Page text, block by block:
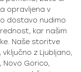
opravljena v
dostavo nudimo
kar našim
Naše storitve
z Ljubljano,
Novo Gorico,